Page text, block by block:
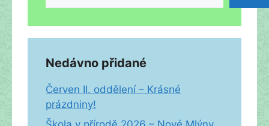
Nedávno přidané
Červen II. oddělení – Krásné
prázdniny!